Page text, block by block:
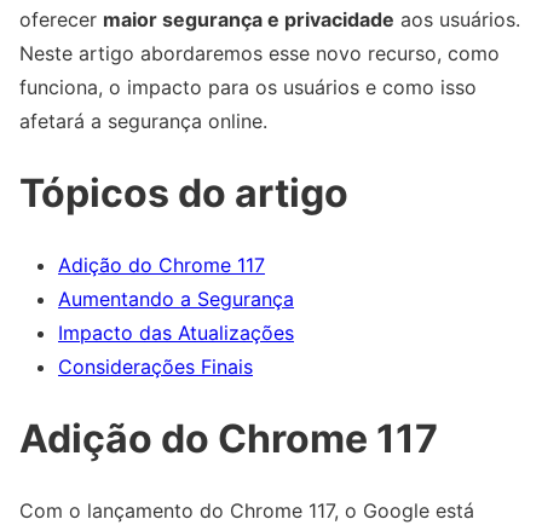
oferecer maior segurança e privacidade aos usuários.
Neste artigo abordaremos esse novo recurso, como
funciona, o impacto para os usuários e como isso
afetará a segurança online.
Tópicos do artigo
Adição do Chrome 117
Aumentando a Segurança
Impacto das Atualizações
Considerações Finais
Adição do Chrome 117
Com o lançamento do Chrome 117, o Google está